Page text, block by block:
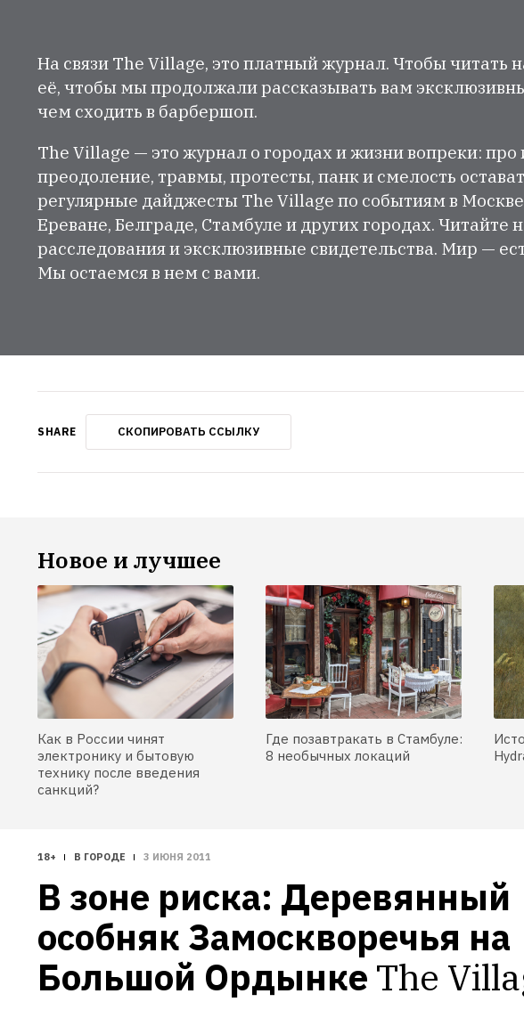
На связи The Village, это платный журнал. Чтобы читать
её, чтобы мы продолжали рассказывать вам
чем сходить в барбершоп.
The Village — это журнал о городах и жизни вопреки: про
преодоление, травмы, протесты, панк и смелость
регулярные дайджесты The Village по событиям в
Ереване, Белграде, Стамбуле и других городах. Читайте
расследования и эксклюзивные свидетельства. Мир —
Мы остаемся в нем с вами.
SHARE СКОПИРОВАТЬ ССЫЛКУ
Новое и лучшее
Как в России чинят
электронику и бытовую
технику после введения
санкций?
Где позавтракать в Стамбуле:
8 необычных локаций
18+ В ГОРОДЕ 3 ИЮНЯ 2011
В зоне риска: Деревянный
особняк Замоскворечья на
Большой Ордынке The